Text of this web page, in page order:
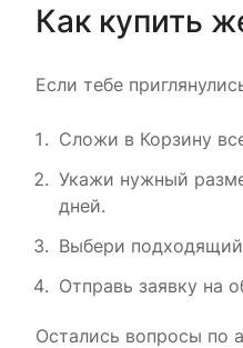
Как купить
Если тебе
Сложи в Корзину
Укажи нужный
дней.
Выбери
Отправь заявку на
Остались вопросы по